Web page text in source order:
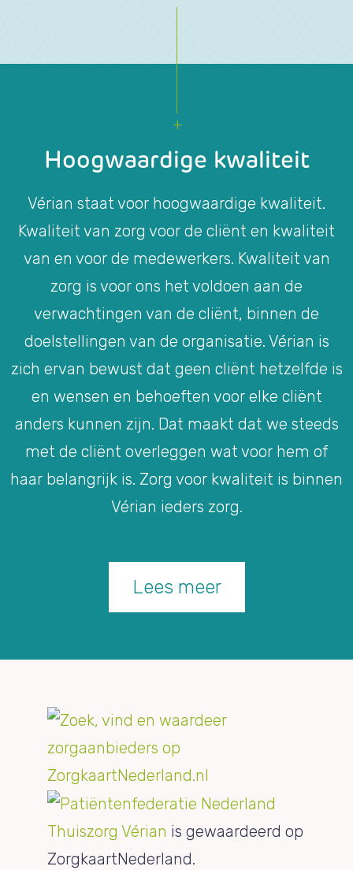
Hoogwaardige kwaliteit
Vérian staat voor hoogwaardige kwaliteit.
Kwaliteit van zorg voor de cliënt en kwaliteit
van en voor de medewerkers. Kwaliteit van
zorg is voor ons het voldoen aan de
verwachtingen van de cliënt, binnen de
doelstellingen van de organisatie. Vérian is
zich ervan bewust dat geen cliënt hetzelfde is
en wensen en behoeften voor elke cliënt
anders kunnen zijn. Dat maakt dat we steeds
met de cliënt overleggen wat voor hem of
haar belangrijk is. Zorg voor kwaliteit is binnen
Vérian ieders zorg.
Lees meer
Thuiszorg Vérian is gewaardeerd op
ZorgkaartNederland.